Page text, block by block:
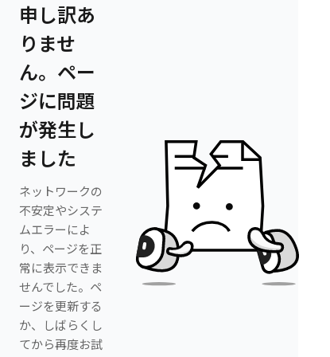
申し訳あ
りませ
ん。ペー
ジに問題
が発生し
ました
ネットワークの
不安定やシステ
ムエラーによ
り、ページを正
常に表示できま
せんでした。ペ
ージを更新する
か、しばらくし
てから再度お試